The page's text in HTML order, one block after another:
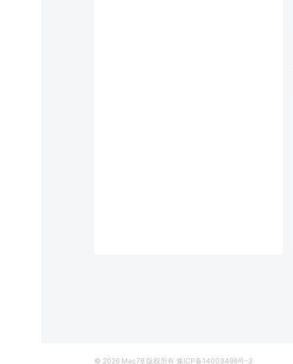
© 2026 Mac78 版权所有 豫ICP备14003498号-3